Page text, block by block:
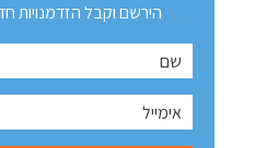
הירשם וקבל הזדמנויות